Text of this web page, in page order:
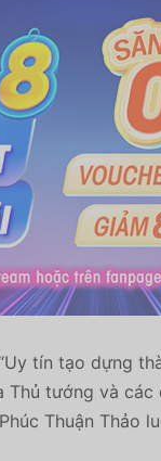
tín tạo dựng
tướng và
Thuận Thảo